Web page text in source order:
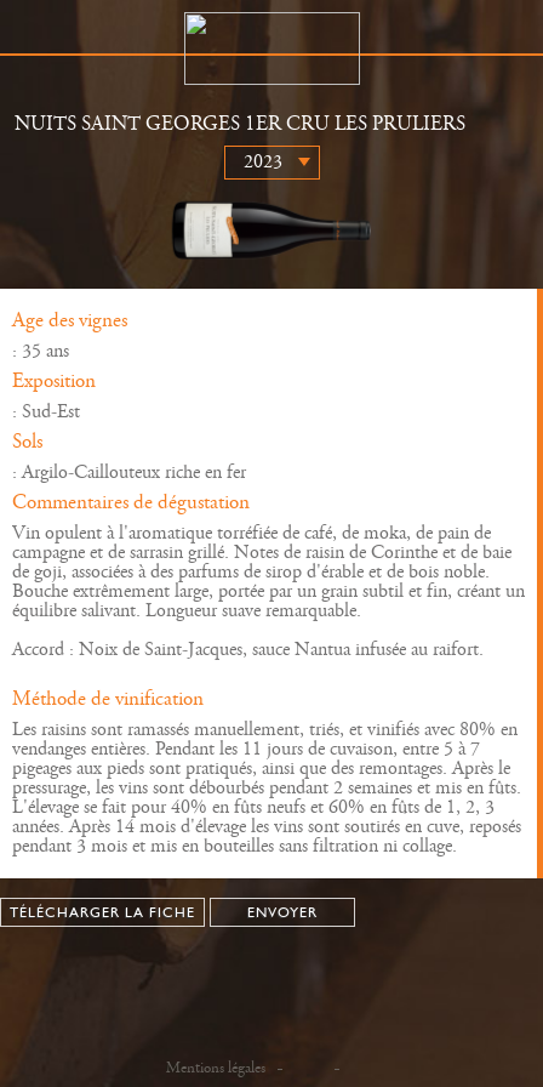
Vins
Actualités
NUITS SAINT GEORGES 1ER CRU LES PRULIERS
Age des vignes
: 35 ans
Exposition
: Sud-Est
Sols
: Argilo-Caillouteux riche en fer
Commentaires de dégustation
Vin opulent à l'aromatique torréfiée de café, de moka, de pain de
campagne et de sarrasin grillé. Notes de raisin de Corinthe et de baie
de goji, associées à des parfums de sirop d'érable et de bois noble.
Bouche extrêmement large, portée par un grain subtil et fin, créant un
équilibre salivant. Longueur suave remarquable.
Accord : Noix de Saint-Jacques, sauce Nantua infusée au raifort.
Méthode de vinification
Les raisins sont ramassés manuellement, triés, et vinifiés avec 80% en
vendanges entières. Pendant les 11 jours de cuvaison, entre 5 à 7
pigeages aux pieds sont pratiqués, ainsi que des remontages. Après le
pressurage, les vins sont débourbés pendant 2 semaines et mis en fûts.
L'élevage se fait pour 40% en fûts neufs et 60% en fûts de 1, 2, 3
années. Après 14 mois d'élevage les vins sont soutirés en cuve, reposés
pendant 3 mois et mis en bouteilles sans filtration ni collage.
TÉLÉCHARGER LA FICHE ENVOYER
Mentions légales